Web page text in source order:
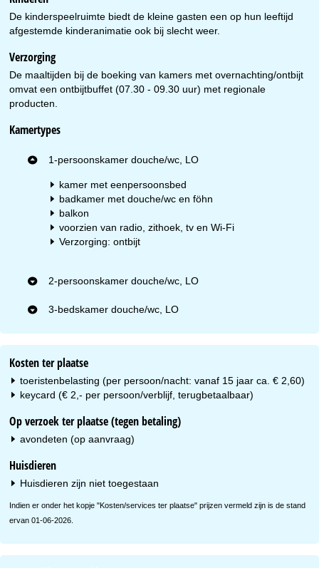
De kinderspeelruimte biedt de kleine gasten een op hun leeftijd
afgestemde kinderanimatie ook bij slecht weer.
Verzorging
De maaltijden bij de boeking van kamers met overnachting/ontbijt
omvat een ontbijtbuffet (07.30 - 09.30 uur) met regionale
producten.
Kamertypes
1-persoonskamer douche/wc, LO
kamer met eenpersoonsbed
badkamer met douche/wc en föhn
balkon
voorzien van radio, zithoek, tv en Wi-Fi
Verzorging: ontbijt
2-persoonskamer douche/wc, LO
3-bedskamer douche/wc, LO
Kosten ter plaatse
toeristenbelasting (per persoon/nacht: vanaf 15 jaar ca. € 2,60)
keycard (€ 2,- per persoon/verblijf, terugbetaalbaar)
Op verzoek ter plaatse (tegen betaling)
avondeten (op aanvraag)
Huisdieren
Huisdieren zijn niet toegestaan
Indien er onder het kopje "Kosten/services ter plaatse" prijzen vermeld zijn is de stand
ervan 01-06-2026.